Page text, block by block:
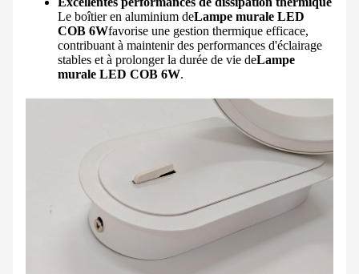
Le boîtier en aluminium deLampe murale LED
COB 6Wfavorise une gestion thermique efficace,
contribuant à maintenir des performances d'éclairage
stables et à prolonger la durée de vie deLampe
murale LED COB 6W.